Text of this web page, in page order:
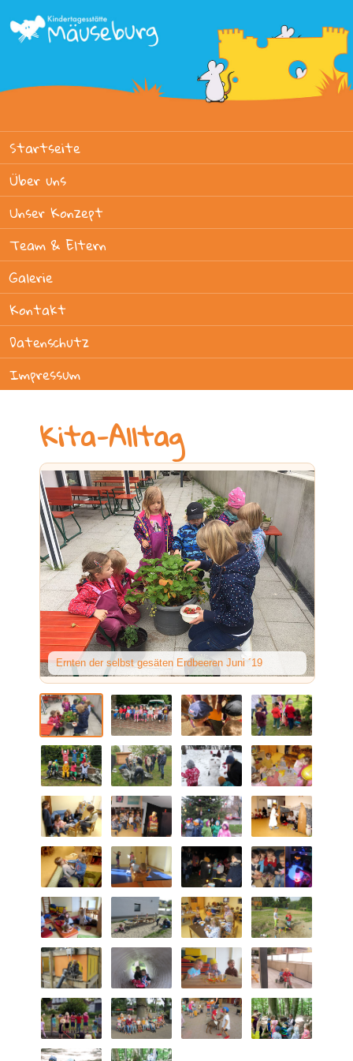
Startseite
Über uns
Unser Konzept
Team & Eltern
Galerie
Kontakt
Datenschutz
Impressum
Kita-Alltag
Ernten der selbst gesäten Erdbeeren Juni ´19